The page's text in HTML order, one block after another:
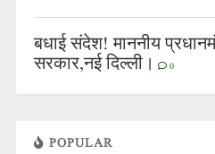
बधाई संदेश! माननीय
सरकार,नई दिल्ली। 0
POPULAR